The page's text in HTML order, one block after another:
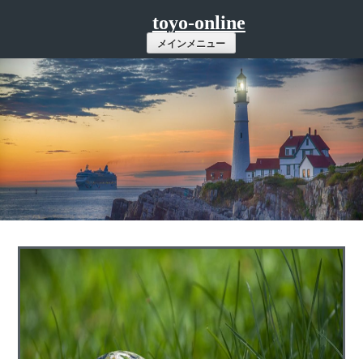
ツ
へ
ス
キ
ッ
プ
toyo-online
メインメニュー